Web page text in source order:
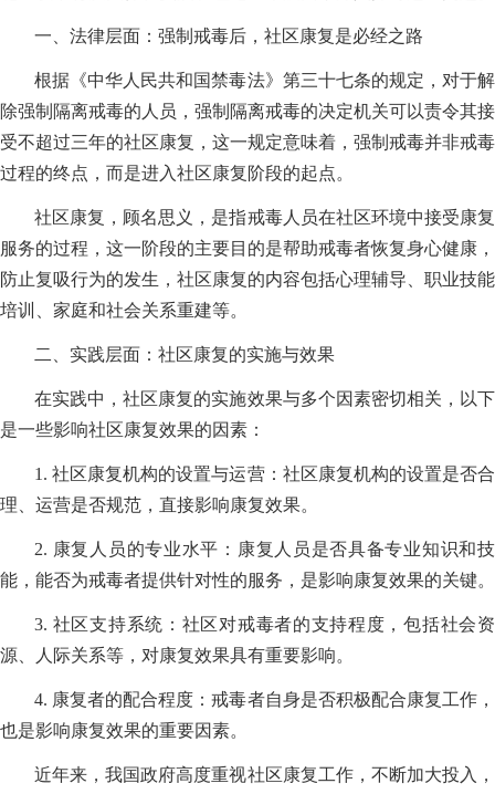
一、法律层面：强制戒毒后，社区康复是必经之路
根据《中华人民共和国禁毒法》第三十七条的规定，对于解
除强制隔离戒毒的人员，强制隔离戒毒的决定机关可以责令其接
受不超过三年的社区康复，这一规定意味着，强制戒毒并非戒毒
过程的终点，而是进入社区康复阶段的起点。
社区康复，顾名思义，是指戒毒人员在社区环境中接受康复
服务的过程，这一阶段的主要目的是帮助戒毒者恢复身心健康，
防止复吸行为的发生，社区康复的内容包括心理辅导、职业技能
培训、家庭和社会关系重建等。
二、实践层面：社区康复的实施与效果
在实践中，社区康复的实施效果与多个因素密切相关，以下
是一些影响社区康复效果的因素：
1. 社区康复机构的设置与运营：社区康复机构的设置是否合
理、运营是否规范，直接影响康复效果。
2. 康复人员的专业水平：康复人员是否具备专业知识和技
能，能否为戒毒者提供针对性的服务，是影响康复效果的关键。
3. 社区支持系统：社区对戒毒者的支持程度，包括社会资
源、人际关系等，对康复效果具有重要影响。
4. 康复者的配合程度：戒毒者自身是否积极配合康复工作，
也是影响康复效果的重要因素。
近年来，我国政府高度重视社区康复工作，不断加大投入，